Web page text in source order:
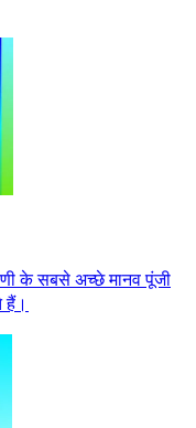
के सबसे अच्छे मानव पूंजी
हैं।​​